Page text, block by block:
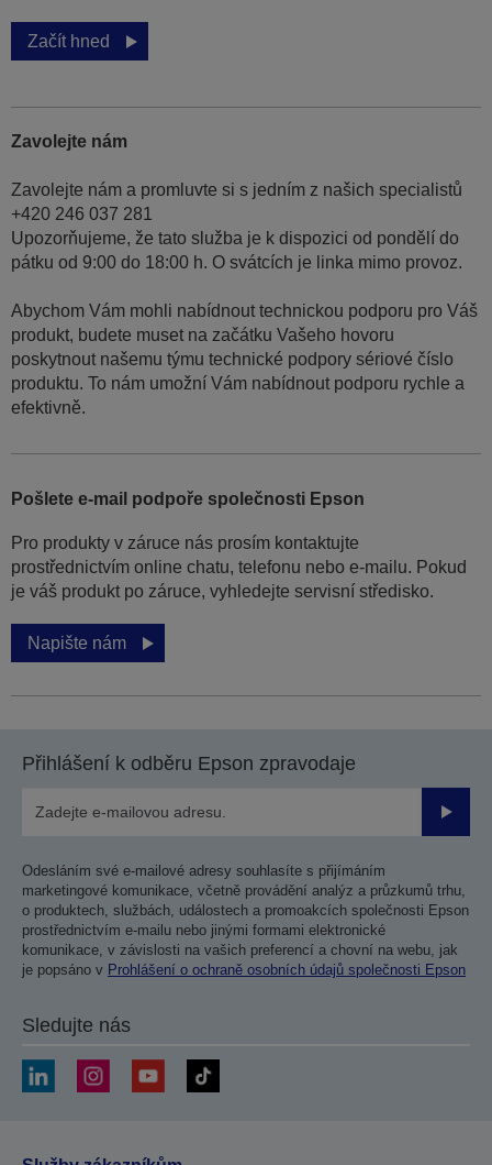
Začít hned
Zavolejte nám
Zavolejte nám a promluvte si s jedním z našich specialistů
+420 246 037 281
Upozorňujeme, že tato služba je k dispozici od pondělí do
pátku od 9:00 do 18:00 h. O svátcích je linka mimo provoz.
Abychom Vám mohli nabídnout technickou podporu pro Váš
produkt, budete muset na začátku Vašeho hovoru
poskytnout našemu týmu technické podpory sériové číslo
produktu. To nám umožní Vám nabídnout podporu rychle a
efektivně.
Pošlete e-mail podpoře společnosti Epson
Pro produkty v záruce nás prosím kontaktujte
prostřednictvím online chatu, telefonu nebo e-mailu. Pokud
je váš produkt po záruce, vyhledejte servisní středisko.
Napište nám
Přihlášení k odběru Epson zpravodaje
Odesláním své e-mailové adresy souhlasíte s přijímáním
marketingové komunikace, včetně provádění analýz a průzkumů trhu,
o produktech, službách, událostech a promoakcích společnosti Epson
prostřednictvím e-mailu nebo jinými formami elektronické
komunikace, v závislosti na vašich preferencí a chovní na webu, jak
je popsáno v Prohlášení o ochraně osobních údajů společnosti Epson
Sledujte nás